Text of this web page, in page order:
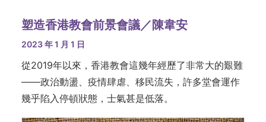
塑造香港教會前景會議／陳韋安
2023 年 1 月 1 日
從2019年以來，香港教會這幾年經歷了非常大的艱難
——政治動盪、疫情肆虐、移民流失，許多堂會運作
幾乎陷入停頓狀態，士氣甚是低落。